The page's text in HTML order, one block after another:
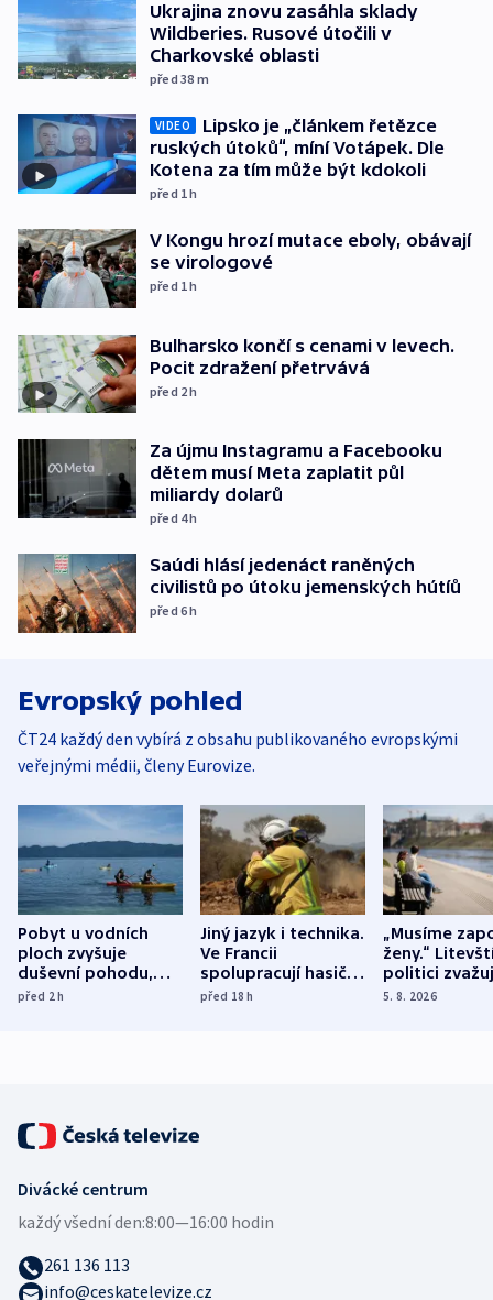
Ukrajina znovu zasáhla sklady
Wildberies. Rusové útočili v
Charkovské oblasti
před 38 m
VIDEO
Lipsko je „článkem řetězce
ruských útoků“, míní Votápek. Dle
Kotena za tím může být kdokoli
před 1h
V Kongu hrozí mutace eboly, obávají
se virologové
před 1h
Bulharsko končí s cenami v levech.
Pocit zdražení přetrvává
před 2h
Za újmu Instagramu a Facebooku
dětem musí Meta zaplatit půl
miliardy dolarů
před 4h
Saúdi hlásí jedenáct raněných
civilistů po útoku jemenských hútíů
před 6h
Evropský pohled
ČT24 každý den vybírá z obsahu publikovaného evropskými
veřejnými médii, členy Eurovize.
Pobyt u vodních
ploch zvyšuje
duševní pohodu,
ukázala
před 2h
Jiný jazyk i technika.
Ve Francii
spolupracují hasiči z
různých zemí
před 18h
„Musíme
ženy.“
politici
dohodu o
5. 8. 2026
Divácké centrum
každý všední den:8:00—16:00 hodin
261 136 113
info@ceskatelevize.cz